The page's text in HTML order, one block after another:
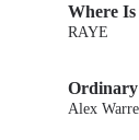
Where
RAYE
Ordinary
Alex